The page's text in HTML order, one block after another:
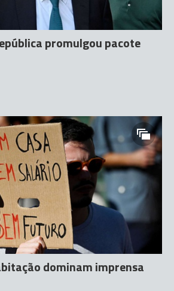
promulgou pacote
dominam imprensa